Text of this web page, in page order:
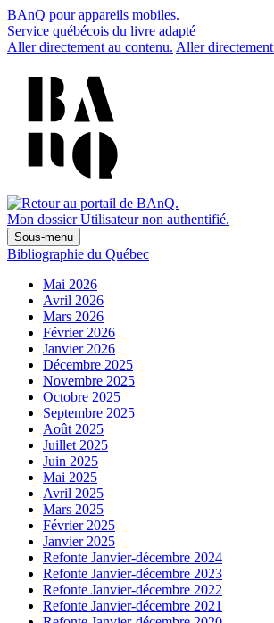
BAnQ pour appareils mobiles.
Service québécois du livre adapté
Aller directement au contenu. Aller
Mon dossier Utilisateur non authentifié.
Sous-menu
Bibliographie du Québec
Mai 2026
Avril 2026
Mars 2026
Février 2026
Janvier 2026
Décembre 2025
Novembre 2025
Octobre 2025
Septembre 2025
Août 2025
Juillet 2025
Juin 2025
Mai 2025
Avril 2025
Mars 2025
Février 2025
Janvier 2025
Refonte Janvier-décembre 2024
Refonte Janvier-décembre 2023
Refonte Janvier-décembre 2022
Refonte Janvier-décembre 2021